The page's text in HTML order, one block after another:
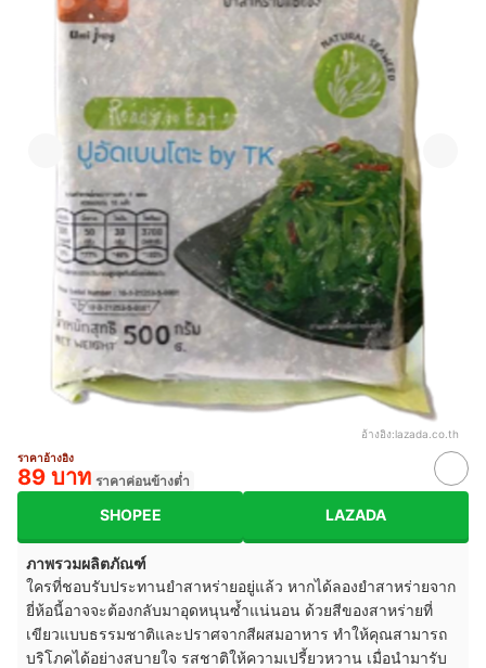
อ้างอิง:lazada.co.th
ราคาอ้างอิง
89 บาท ราคาค่อนข้างต่ำ
SHOPEE LAZADA
ภาพรวมผลิตภัณฑ์
ใครที่ชอบรับประทานยำสาหร่ายอยู่แล้ว หากได้ลองยำสาหร่ายจาก
ยี่ห้อนี้อาจจะต้องกลับมาอุดหนุนซ้ำแน่นอน ด้วยสีของสาหร่ายที่
เขียวแบบธรรมชาติและปราศจากสีผสมอาหาร ทำให้คุณสามารถ
บริโภคได้อย่างสบายใจ รสชาติให้ความเปรี้ยวหวาน เมื่อนำมารับ